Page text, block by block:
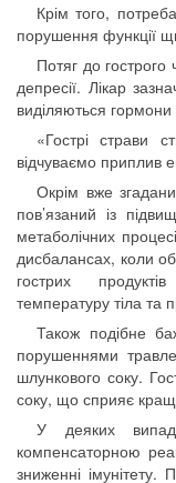
Крім того,
порушення функції
Потяг до
депресії. Лікар
виділяються
«Гострі страви
відчуваємо приплив
Окрім вже
пов’язаний із
метаболічних
дисбалансах, коли
гострих
температуру тіла та
Також подібне
порушеннями
шлункового соку.
соку, що сприяє
У деяких
компенсаторною
зниженні імунітету.